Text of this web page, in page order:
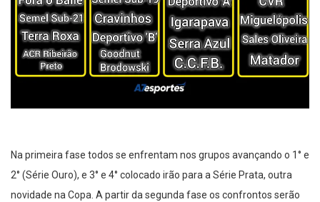
Na primeira fase todos se enfrentam nos grupos avançando o 1° e
2° (Série Ouro), e 3° e 4° colocado irão para a Série Prata, outra